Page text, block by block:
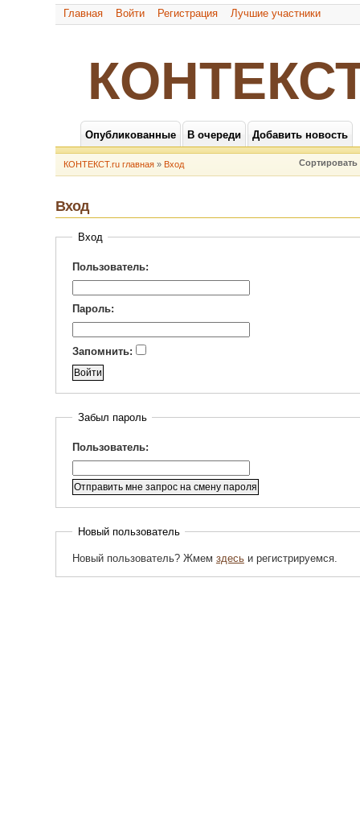
Главная Войти Регистрация Лучшие участники
Опубликованные В очереди Добавить новость
КОНТЕКСТ.ru главная » Вход
Вход
Вход
Пользователь:
Пароль:
Запомнить:
Забыл пароль
Пользователь:
Новый пользователь
Новый пользователь? Жмем здесьи регистрируемся.